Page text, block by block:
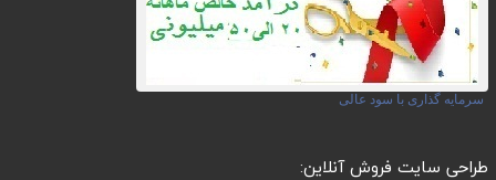
سرمایه گذاری با سود عالی
طراحی سایت فروش آنلاین: